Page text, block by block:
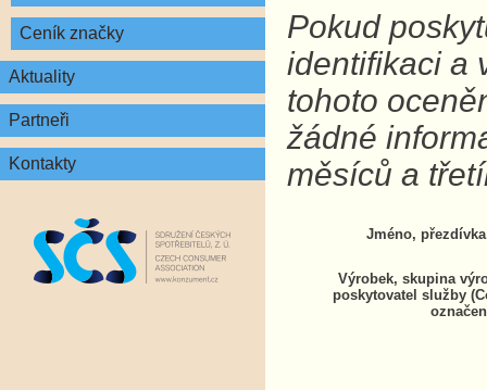
Ceník značky
Aktuality
Partneři
Kontakty
Pokud
identifikaci a
tohoto
žádné
měsíců a
Jméno,
Výrobek, skupina
poskytovatel služby